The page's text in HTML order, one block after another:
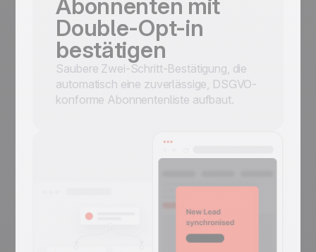
Abonnenten mit
Double-Opt-in
bestätigen
Saubere Zwei-Schritt-Bestätigung, die
automatisch eine zuverlässige, DSGVO-
konforme Abonnentenliste aufbaut.